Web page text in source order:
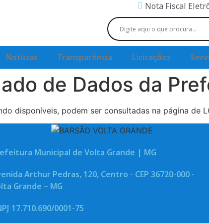
Nota Fiscal
Notícias Transparência Licitações
de Dados da
disponíveis, podem ser consultadas na página de
Municipal de Volta Grande | MG
Arthur Pedras, 120, Centro - CEP 36720-000 -
Grande – MG
17.710.690/0001-75